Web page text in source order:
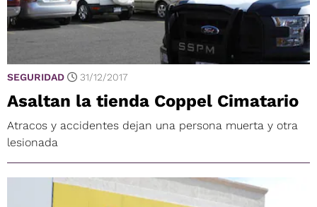
SEGURIDAD 31/12/2017
Asaltan la tienda Coppel Cimatario
Atracos y accidentes dejan una persona muerta y otra
lesionada